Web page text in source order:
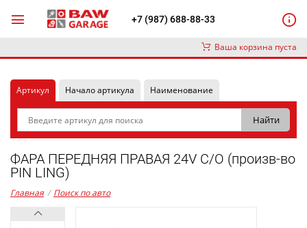
+7 (987) 688-88-33
Ваша корзина пуста
Артикул Начало артикула Наименование
ФАРА ПЕРЕДНЯЯ ПРАВАЯ 24V С/О (произв-во
PIN LING)
Главная / Поиск по авто